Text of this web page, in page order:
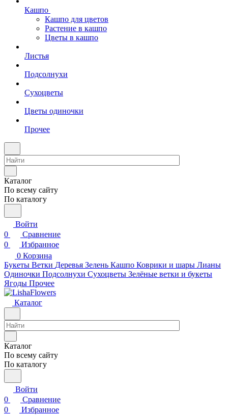
Кашпо
Кашпо для цветов
Растение в кашпо
Цветы в кашпо
Листья
Подсолнухи
Сухоцветы
Цветы одиночки
Прочее
Каталог
По всему сайту
По каталогу
Войти
0
Сравнение
0
Избранное
0 Корзина
Букеты Ветки Деревья Зелень Кашпо Коврики и шары Лианы
Одиночки Подсолнухи Сухоцветы Зелёные ветки и букеты
Ягоды Прочее
Каталог
Каталог
По всему сайту
По каталогу
Войти
0
Сравнение
0
Избранное